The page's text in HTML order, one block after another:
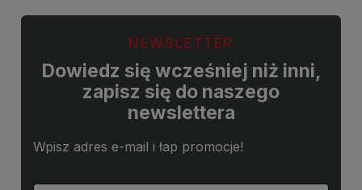
NEWSLETTER
Dowiedz się wcześniej niż inni,
zapisz się do naszego
newslettera
Wpisz adres e-mail i łap promocje!